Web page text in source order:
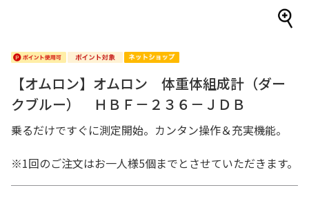
【オムロン】オムロン 体重体組成計（ダー
クブルー） ＨＢＦ－２３６－ＪＤＢ
乗るだけですぐに測定開始。カンタン操作＆充実機能。
※1回のご注文はお一人様5個までとさせていただきます。